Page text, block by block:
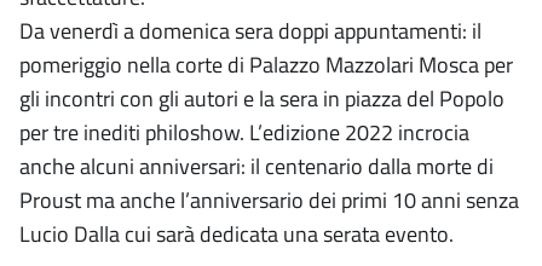
Da venerdì a domenica sera doppi appuntamenti: il
pomeriggio nella corte di Palazzo Mazzolari Mosca per
gli incontri con gli autori e la sera in piazza del Popolo
per tre inediti philoshow. L’edizione 2022 incrocia
anche alcuni anniversari: il centenario dalla morte di
Proust ma anche l’anniversario dei primi 10 anni senza
Lucio Dalla cui sarà dedicata una serata evento.